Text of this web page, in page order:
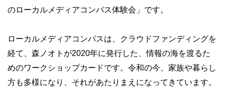
のローカルメディアコンパス体験会」です。
ローカルメディアコンパスは、クラウドファンディングを
経て、森ノオトが2020年に発行した、情報の海を渡るた
めのワークショップカードです。令和の今、家族や暮らし
方も多様になり、それがあたりまえになってきています。